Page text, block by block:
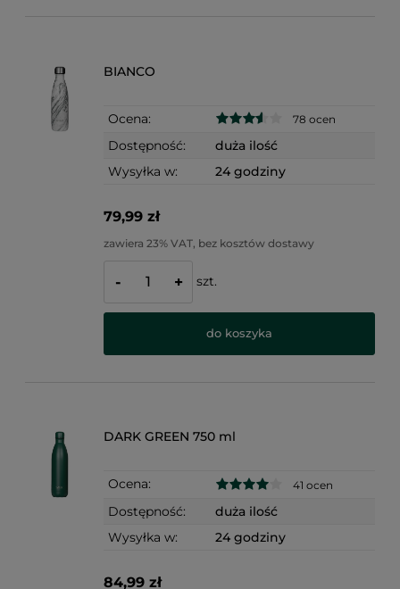
BIANCO
Ocena: 78 ocen
Dostępność:
duża ilość
Wysyłka w:
24 godziny
79,99 zł
zawiera 23% VAT, bez kosztów dostawy
- + szt.
do koszyka
DARK GREEN 750 ml
Ocena: 41 ocen
Dostępność:
duża ilość
Wysyłka w:
24 godziny
84,99 zł